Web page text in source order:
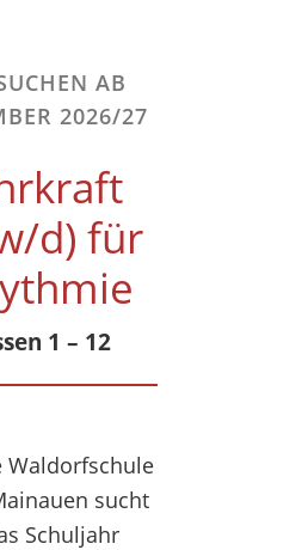
AB
2026/27
d) für
1 – 12
Waldorfschule
sucht
Schuljahr